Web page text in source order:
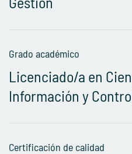
Grado académico
Licenciado/a en
Información y
Certificación de calidad